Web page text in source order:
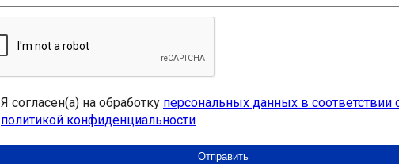
Я согласен(а) на обработку персональных данных в соответствии
политикой конфиденциальности